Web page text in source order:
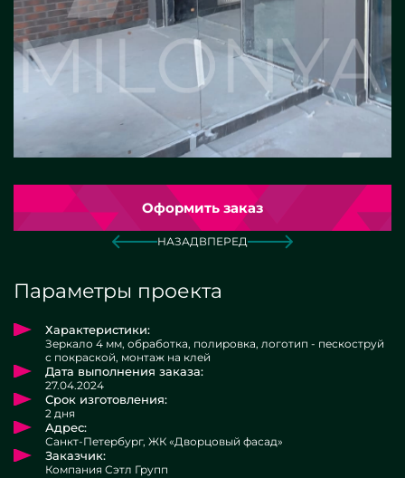
Оформить заказ
НАЗАДВПЕРЕД
Параметры проекта
Характеристики:
Зеркало 4 мм, обработка, полировка, логотип - пескоструй
с покраской, монтаж на клей
Дата выполнения заказа:
27.04.2024
Срок изготовления:
2 дня
Адрес:
Санкт-Петербург, ЖК «Дворцовый фасад»
Заказчик:
Компания Сэтл Групп